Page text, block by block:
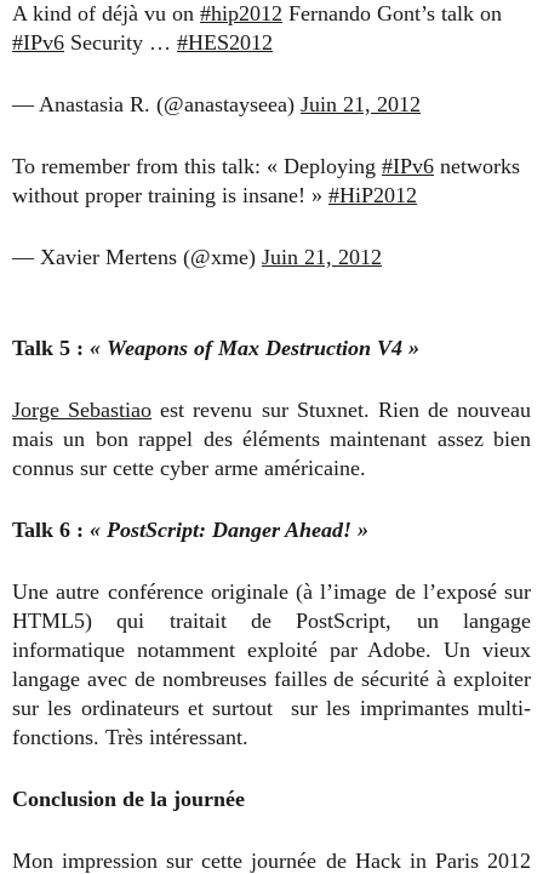
A kind of déjà vu on #hip2012 Fernando Gont’s talk on
#IPv6 Security … #HES2012
— Anastasia R. (@anastayseea) Juin 21, 2012
To remember from this talk: « Deploying #IPv6 networks
without proper training is insane! » #HiP2012
— Xavier Mertens (@xme) Juin 21, 2012
Talk 5 : « Weapons of Max Destruction V4 »
Jorge Sebastiao est revenu sur Stuxnet. Rien de nouveau
mais un bon rappel des éléments maintenant assez bien
connus sur cette cyber arme américaine.
Talk 6 : « PostScript: Danger Ahead! »
Une autre conférence originale (à l’image de l’exposé sur
HTML5) qui traitait de PostScript, un langage
informatique notamment exploité par Adobe. Un vieux
langage avec de nombreuses failles de sécurité à exploiter
sur les ordinateurs et surtout sur les imprimantes multi-
fonctions. Très intéressant.
Conclusion de la journée
Mon impression sur cette journée de Hack in Paris 2012